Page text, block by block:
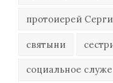
протоиерей
святыни
социальное